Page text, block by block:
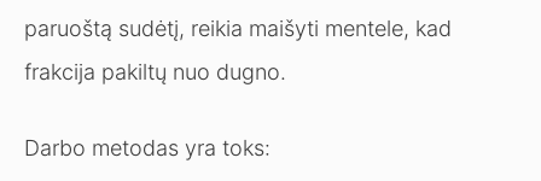
paruoštą sudėtį, reikia maišyti mentele, kad
frakcija pakiltų nuo dugno.
Darbo metodas yra toks: